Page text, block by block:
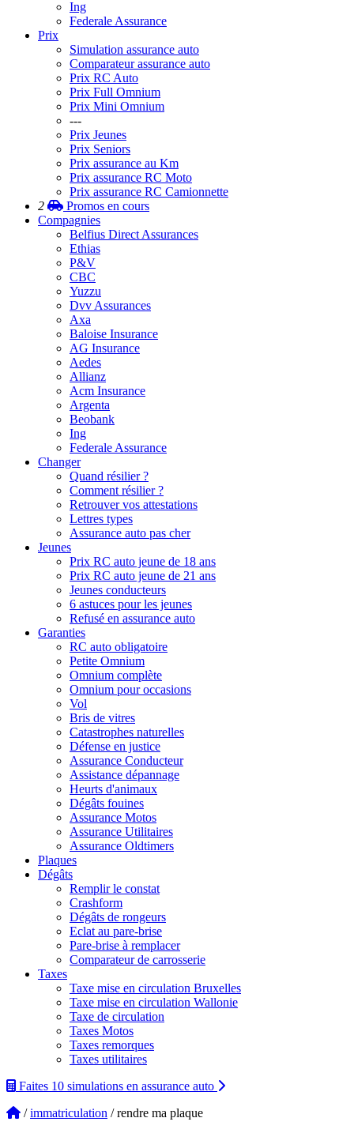
Ing
Federale Assurance
Prix
Simulation assurance auto
Comparateur assurance auto
Prix RC Auto
Prix Full Omnium
Prix Mini Omnium
---
Prix Jeunes
Prix Seniors
Prix assurance au Km
Prix assurance RC Moto
Prix assurance RC Camionnette
2
Promos en cours
Compagnies
Belfius Direct Assurances
Ethias
P&V
CBC
Yuzzu
Dvv Assurances
Axa
Baloise Insurance
AG Insurance
Aedes
Allianz
Acm Insurance
Argenta
Beobank
Ing
Federale Assurance
Changer
Quand résilier ?
Comment résilier ?
Retrouver vos attestations
Lettres types
Assurance auto pas cher
Jeunes
Prix RC auto jeune de 18 ans
Prix RC auto jeune de 21 ans
Jeunes conducteurs
6 astuces pour les jeunes
Refusé en assurance auto
Garanties
RC auto obligatoire
Petite Omnium
Omnium complète
Omnium pour occasions
Vol
Bris de vitres
Catastrophes naturelles
Défense en justice
Assurance Conducteur
Assistance dépannage
Heurts d'animaux
Dégâts fouines
Assurance Motos
Assurance Utilitaires
Assurance Oldtimers
Plaques
Dégâts
Remplir le constat
Crashform
Dégâts de rongeurs
Eclat au pare-brise
Pare-brise à remplacer
Comparateur de carrosserie
Taxes
Taxe mise en circulation Bruxelles
Taxe mise en circulation Wallonie
Taxe de circulation
Taxes Motos
Taxes remorques
Taxes utilitaires
Faites 10 simulations en assurance auto
/immatriculation / rendre ma plaque